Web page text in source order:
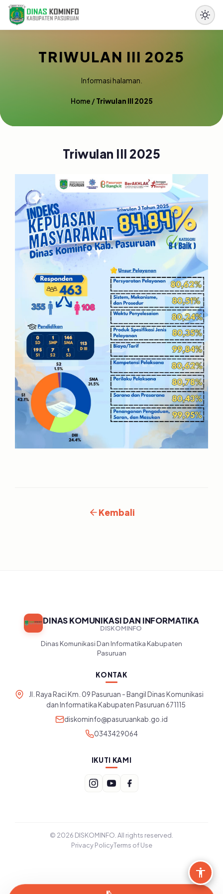
TRIWULAN III 2025
Informasi halaman.
Home /Triwulan III 2025
Triwulan III 2025
Kembali
DINAS KOMUNIKASI DAN INFORMATIKA
DISKOMINFO
Dinas Komunikasi Dan Informatika Kabupaten
Pasuruan
KONTAK
Jl. Raya Raci Km. 09 Pasuruan - Bangil Dinas Komunikasi
dan Informatika Kabupaten Pasuruan 671115
diskominfo@pasuruankab.go.id
0343429064
IKUTI KAMI
© 2026 DISKOMINFO. All rights reserved.
Privacy PolicyTerms of Use